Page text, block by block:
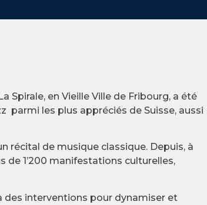
Spirale, en Vieille Ville de Fribourg, a été
parmi les plus appréciés de Suisse, aussi
récital de musique classique. Depuis, à
de 1’200 manifestations culturelles,
des interventions pour dynamiser et